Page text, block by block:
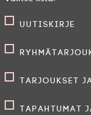
Uutiskirje
Tarjoukset
Tapahtumat